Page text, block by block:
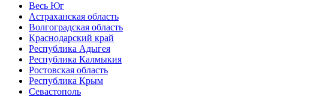
Весь Юг
Астраханская область
Волгоградская область
Краснодарский край
Республика Адыгея
Республика Калмыкия
Ростовская область
Республика Крым
Севастополь